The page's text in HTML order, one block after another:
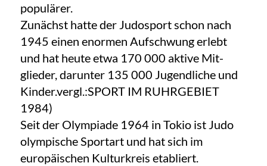
populärer.
Zunächst hatte der Judosport schon nach
1945 einen enormen Aufschwung erlebt
und hat heute etwa 170 000 aktive Mit-
glieder, darunter 135 000 Jugendliche und
Kinder.vergl.:SPORT IM RUHRGEBIET
1984)
Seit der Olympiade 1964 in Tokio ist Judo
olympische Sportart und hat sich im
europäischen Kulturkreis etabliert.